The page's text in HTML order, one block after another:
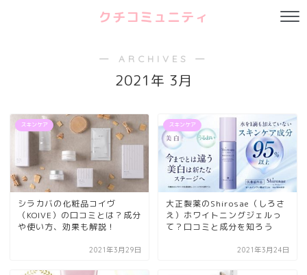
クチコミュニティ
― ARCHIVES ―
2021年 3月
スキンケア
シラカバの化粧品コイヴ
（KOIVE）の口コミとは？成分
や使い方、効果も解説！
2021年3月29日
スキンケア
大正製薬のShirosae（しろさ
え）ホワイトニングジェルっ
て？口コミと成分を知ろう
2021年3月24日